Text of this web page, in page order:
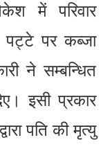
में परिवार
पर कब्जा
ने सम्बन्धित
इसी प्रकार
पति की मृत्यु